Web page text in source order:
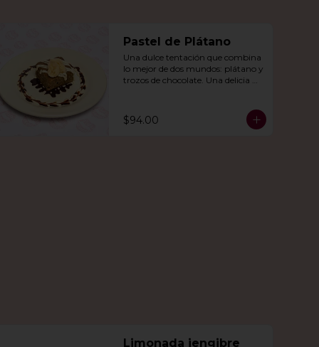
Pastel de Plátano
Una dulce tentación que combina
lo mejor de dos mundos: plátano y
trozos de chocolate. Una delicia
$94.00
Limonada jengibre